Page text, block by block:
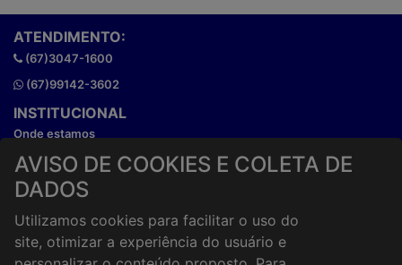
AVISO DE COOKIES E COLETA DE
DADOS
Utilizamos cookies para facilitar o uso do
site, otimizar a experiência do usuário e
ATENDIMENTO:
(67)3047-1600
(67)99142-3602
INSTITUCIONAL
Onde estamos
Horários de atendimento
HORÁRIOS E ENTREGA
Horários de Entrega
Taxa de entrega